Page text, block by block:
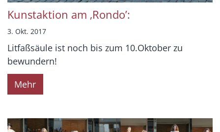
Kunstaktion am ‚Rondo’:
3. Okt. 2017
Litfaßsäule ist noch bis zum 10.Oktober zu
bewundern!
Mehr